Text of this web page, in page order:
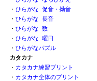
・ ひらがな 促音・拗音
・ ひらがな 長音
・ ひらがな 数
・ ひらがな 曜日
・ ひらがなパズル
カタカナ
・ カタカナ練習プリント
・ カタカナ全体のプリント